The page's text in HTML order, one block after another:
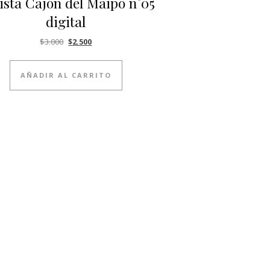
digital
$3.000 El precio original era: $3.000.
$2.500El precio actual es: $2.500.
AÑADIR AL CARRITO